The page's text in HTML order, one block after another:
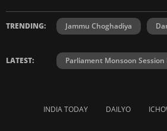
TRENDING: Jammu Choghadiya
LATEST: Parliament Monsoon Session
INDIA TODAY DAILYO